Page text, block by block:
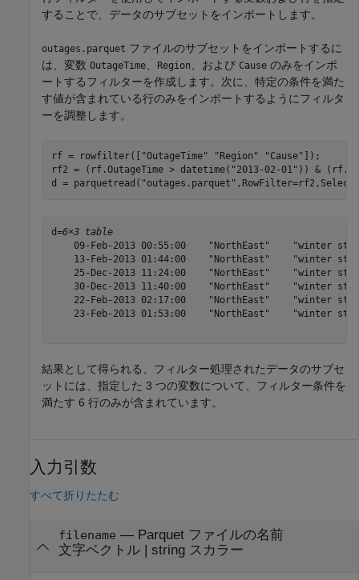
することで、データのサブセットをインポートします。
outages.parquet ファイルのサブセットをインポートするに
は、変数 OutageTime Region 、および Cause のみをインポ
ートするフィルターを作成します。次に、特定の条件を満た
す値が含まれている行のみをインポートするようにフィルタ
ーを調整します。
rf = rowfilter([ "OutageTime" "Region" "Cause" ]);
rf2 = (rf.OutageTime > datetime( "2013-02-01" )) &
d = parquetread( "outages.parquet"
d=6×3 table
09-Feb-2013 00:55:00    "NorthEast"    "winter
13-Feb-2013 01:44:00    "NorthEast"    "winter
25-Dec-2013 11:24:00    "NorthEast"    "winter
30-Dec-2013 11:40:00    "NorthEast"    "winter
22-Feb-2013 02:17:00    "NorthEast"    "winter
23-Feb-2013 01:53:00    "NorthEast"    "winter
結果として得られる、フィルター処理されたデータのサブセ
ットには、指定した 3 つの変数について、フィルター条件を
満たす 6 行のみが含まれています。
入力引数
すべて折りたたむ
filename — Parquet ファイルの名前
文字ベクトル| string スカラー